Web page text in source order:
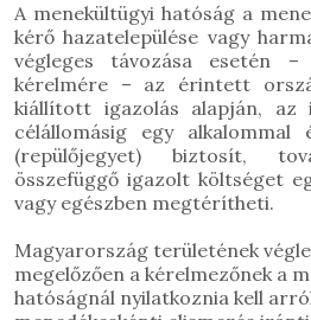
A menekültügyi hatóság a
kérő hazatelepülése vagy
végleges távozása esetén
kérelmére – az érintett
kiállított igazolás alapján, az
célállomásig egy alkalommal
(repülőjegyet) biztosít,
összefüggő igazolt költséget
vagy egészben megtérítheti.
Magyarország területének
megelőzően a kérelmezőnek a
hatóságnál nyilatkoznia kell